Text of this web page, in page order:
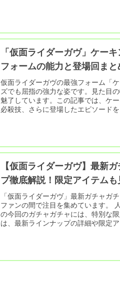
「仮面ライダーガヴ」ケー
フォームの能力と登場回まと
仮面ライダーガヴの最強フォーム「
ズでも屈指の強力な姿です。見た目
魅了しています。この記事では、ケ
必殺技、さらに登場したエピソード
【仮面ライダーガヴ】最新
プ徹底解説！限定アイテム
「仮面ライダーガヴ」最新ガチャガ
ファンの間で注目を集めています。
の今回のガチャガチャには、特別な
は、最新ラインナップの詳細や限定ア